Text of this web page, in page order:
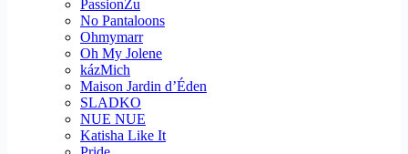
PassionZu
No Pantaloons
Ohmymarr
Oh My Jolene
kázMich
Maison Jardin d’Éden
SLADKO
NUE NUE
Katisha Like It